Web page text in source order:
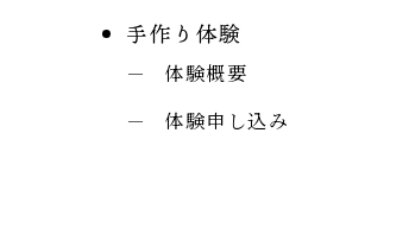
手作り体験
体験概要
体験申し込み